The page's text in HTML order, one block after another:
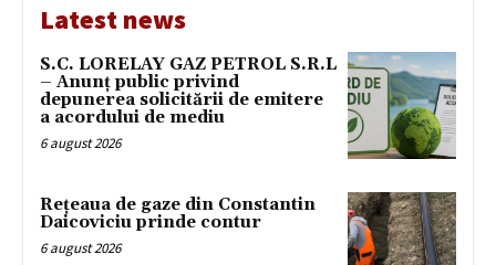
Latest news
S.C. LORELAY GAZ PETROL S.R.L
– Anunț public privind
depunerea solicitării de emitere
a acordului de mediu
6 august 2026
Rețeaua de gaze din Constantin
Daicoviciu prinde contur
6 august 2026